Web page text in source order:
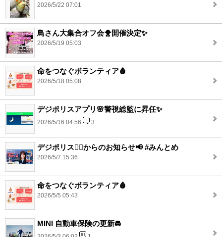
2026/5/22 07:01
鳥さん大集合オフ会🐥開催決定✨
2026/5/19 05:03
命をつなぐボランティア🩸
2026/5/18 05:08
デジポリスアプリ🌸警視総監に昇任✨
2026/5/16 04:56 3
デジポリス👮‍♂️からのお知らせ📢 #みんとめ
2026/5/7 15:36
命をつなぐボランティア🩸
2026/5/5 05:43
MINI 自動車保険の更新🚘